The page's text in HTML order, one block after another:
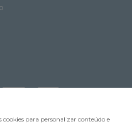
para personalizar conteúdo e